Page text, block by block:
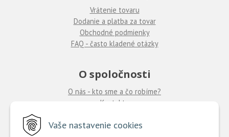
Vaše nastavenie cookies
Vrátenie tovaru
Dodanie a platba za tovar
Obchodné podmienky
FAQ - často kladené otázky
O spoločnosti
O nás - kto sme a čo robíme?
Kontakty